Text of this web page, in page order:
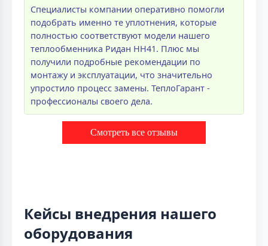
Специалисты компании оперативно помогли
подобрать именно те уплотнения, которые
полностью соответствуют модели нашего
теплообменника Ридан НН41. Плюс мы
получили подробные рекомендации по
монтажу и эксплуатации, что значительно
упростило процесс замены. ТеплоГарант -
профессионалы своего дела.
Смотреть все отзывы
Кейсы внедрения нашего
оборудования